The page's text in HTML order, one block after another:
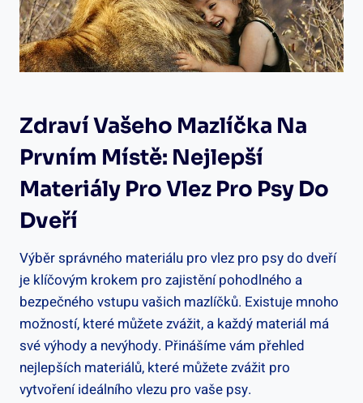
Zdraví Vašeho Mazlíčka Na
Prvním Místě: Nejlepší
Materiály Pro Vlez Pro Psy Do
Dveří
Výběr správného materiálu pro vlez pro psy do dveří
je klíčovým krokem pro zajistění pohodlného a
bezpečného vstupu vašich mazlíčků. Existuje mnoho
možností, které můžete zvážit, a každý materiál má
své výhody a nevýhody. Přinášíme vám přehled
nejlepších materiálů, které můžete zvážit pro
vytvoření ideálního vlezu pro vaše psy.